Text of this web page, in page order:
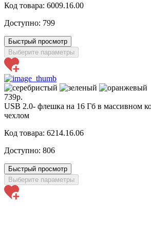
Код товара: 6009.16.00
Доступно: 799
Быстрый просмотр
Выберите параметры
739р.
USB 2.0- флешка на 16 Гб в массивном
чехлом
Код товара: 6214.16.06
Доступно: 806
Быстрый просмотр
Выберите параметры